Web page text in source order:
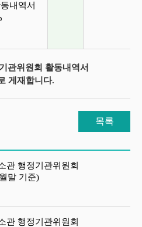
내역서
관위원회 활동내역서
게재합니다.
목록
관 행정기관위원회
말 기준)
관 행정기관위원회